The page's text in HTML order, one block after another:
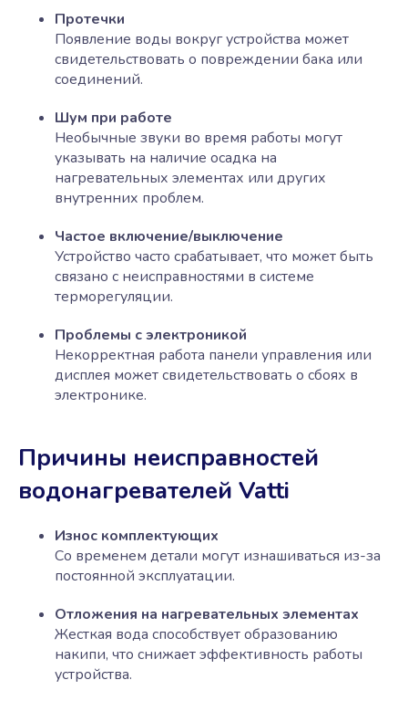
Протечки
Появление воды вокруг устройства может
свидетельствовать о повреждении бака или
соединений.
Шум при работе
Необычные звуки во время работы могут
указывать на наличие осадка на
нагревательных элементах или других
внутренних проблем.
Частое включение/выключение
Устройство часто срабатывает, что может быть
связано с неисправностями в системе
терморегуляции.
Проблемы с электроникой
Некорректная работа панели управления или
дисплея может свидетельствовать о сбоях в
электронике.
Причины неисправностей
водонагревателей Vatti
Износ комплектующих
Со временем детали могут изнашиваться из-за
постоянной эксплуатации.
Отложения на нагревательных элементах
Жесткая вода способствует образованию
накипи, что снижает эффективность работы
устройства.